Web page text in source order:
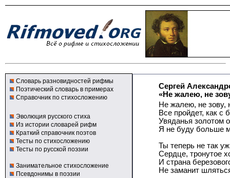
Словарь разновидностей рифмы
Поэтический словарь в примерах
Справочник по стихосложению
Эволюция русского стиха
Из истории словарей рифм
Краткий справочник поэтов
Тесты по стихосложению
Тесты по русской поэзии
Занимательное стихосложение
Псевдонимы в поэзии
Сергей
«Не жалею, не
Не жалею, не зову,
Все пройдет, как
Увяданья золотом
Я не буду больше
Ты теперь не так
Сердце, тронутое
И страна
Не заманит